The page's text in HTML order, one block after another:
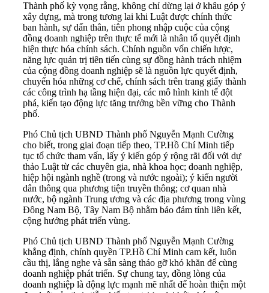
Thành phố kỳ vọng rằng, không chỉ dừng lại ở khâu góp ý
xây dựng, mà trong tương lai khi Luật được chính thức
ban hành, sự dấn thân, tiên phong nhập cuộc của cộng
đồng doanh nghiệp trên thực tế mới là nhân tố quyết định
hiện thực hóa chính sách. Chính nguồn vốn chiến lược,
năng lực quản trị tiên tiến cùng sự đồng hành trách nhiệm
của cộng đồng doanh nghiệp sẽ là nguồn lực quyết định,
chuyển hóa những cơ chế, chính sách trên trang giấy thành
các công trình hạ tầng hiện đại, các mô hình kinh tế đột
phá, kiến tạo động lực tăng trưởng bền vững cho Thành
phố.
Phó Chủ tịch UBND Thành phố Nguyễn Mạnh Cường
cho biết, trong giai đoạn tiếp theo, TP.Hồ Chí Minh tiếp
tục tổ chức tham vấn, lấy ý kiến góp ý rộng rãi đối với dự
thảo Luật từ các chuyên gia, nhà khoa học; doanh nghiệp,
hiệp hội ngành nghề (trong và nước ngoài); ý kiến người
dân thông qua phương tiện truyền thông; cơ quan nhà
nước, bộ ngành Trung ương và các địa phương trong vùng
Đông Nam Bộ, Tây Nam Bộ nhằm bảo đảm tính liên kết,
cộng hưởng phát triển vùng.
Phó Chủ tịch UBND Thành phố Nguyễn Mạnh Cường
khẳng định, chính quyền TP.Hồ Chí Minh cam kết, luôn
cầu thị, lắng nghe và sẵn sàng tháo gỡ khó khăn để cùng
doanh nghiệp phát triển. Sự chung tay, đồng lòng của
doanh nghiệp là động lực mạnh mẽ nhất để hoàn thiện một